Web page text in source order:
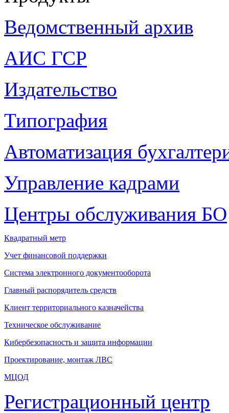
Ведомственный архив
АИС ГСР
Издательство
Типография
Автоматизация
Управление кадрами
Центры обслуживания БО
Квадратный метр
Учет финансовой поддержки
Система электронного документооборота
Главный распорядитель средств
Клиент территориального казначейства
Техническое обслуживание
Кибербезопасность и защита информации
Проектирование, монтаж ЛВС
МЦОД
Регистрационный центр